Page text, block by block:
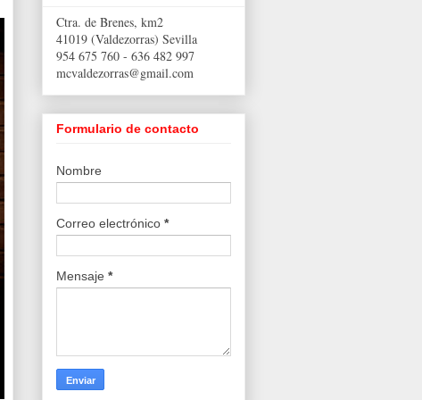
Ctra. de Brenes, km2
41019 (Valdezorras) Sevilla
954 675 760 - 636 482 997
mcvaldezorras@gmail.com
Formulario de contacto
Nombre
Correo electrónico *
Mensaje *